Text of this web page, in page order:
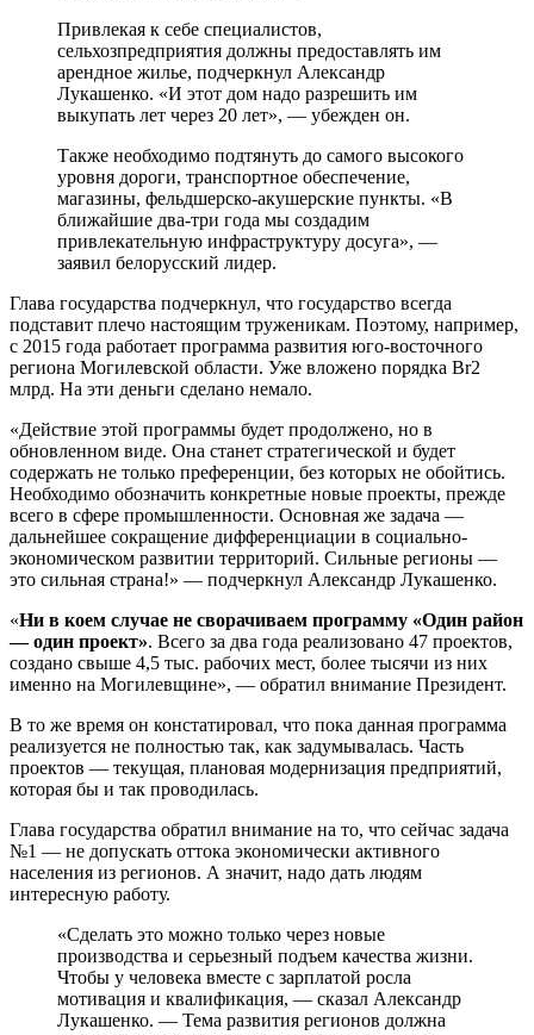
Привлекая к себе специалистов,
сельхозпредприятия должны предоставлять им
арендное жилье, подчеркнул Александр
Лукашенко. «И этот дом надо разрешить им
выкупать лет через 20 лет», — убежден он.
Также необходимо подтянуть до самого высокого
уровня дороги, транспортное обеспечение,
магазины, фельдшерско-акушерские пункты. «В
ближайшие два-три года мы создадим
привлекательную инфраструктуру досуга», —
заявил белорусский лидер.
Глава государства подчеркнул, что государство всегда
подставит плечо настоящим труженикам. Поэтому, например,
с 2015 года работает программа развития юго-восточного
региона Могилевской области. Уже вложено порядка Br2
млрд. На эти деньги сделано немало.
«Действие этой программы будет продолжено, но в
обновленном виде. Она станет стратегической и будет
содержать не только преференции, без которых не обойтись.
Необходимо обозначить конкретные новые проекты, прежде
всего в сфере промышленности. Основная же задача —
дальнейшее сокращение дифференциации в социально-
экономическом развитии территорий. Сильные регионы —
это сильная страна!» — подчеркнул Александр Лукашенко.
«Ни в коем случае не сворачиваем программу «Один район
— один проект». Всего за два года реализовано 47 проектов,
создано свыше 4,5 тыс. рабочих мест, более тысячи из них
именно на Могилевщине», — обратил внимание Президент.
В то же время он констатировал, что пока данная программа
реализуется не полностью так, как задумывалась. Часть
проектов — текущая, плановая модернизация предприятий,
которая бы и так проводилась.
Глава государства обратил внимание на то, что сейчас задача
№1 — не допускать оттока экономически активного
населения из регионов. А значит, надо дать людям
интересную работу.
«Сделать это можно только через новые
производства и серьезный подъем качества жизни.
Чтобы у человека вместе с зарплатой росла
мотивация и квалификация, — сказал Александр
Лукашенко. — Тема развития регионов должна